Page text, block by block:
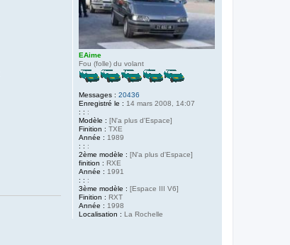
EAime
Fou (folle) du volant
Messages : 20436
Enregistré le : 14 mars 2008, 14:07
: : :
Modèle : [N'a plus d'Espace]
Finition : TXE
Année : 1989
: : :
2ème modèle : [N'a plus d'Espace]
finition : RXE
Année : 1991
: : :
3ème modèle : [Espace III V6]
Finition : RXT
Année : 1998
Localisation : La Rochelle